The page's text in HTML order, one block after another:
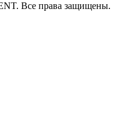
Все права защищены.